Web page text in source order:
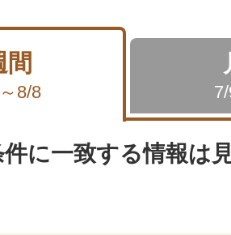
間
8/8
件に一致する情報は